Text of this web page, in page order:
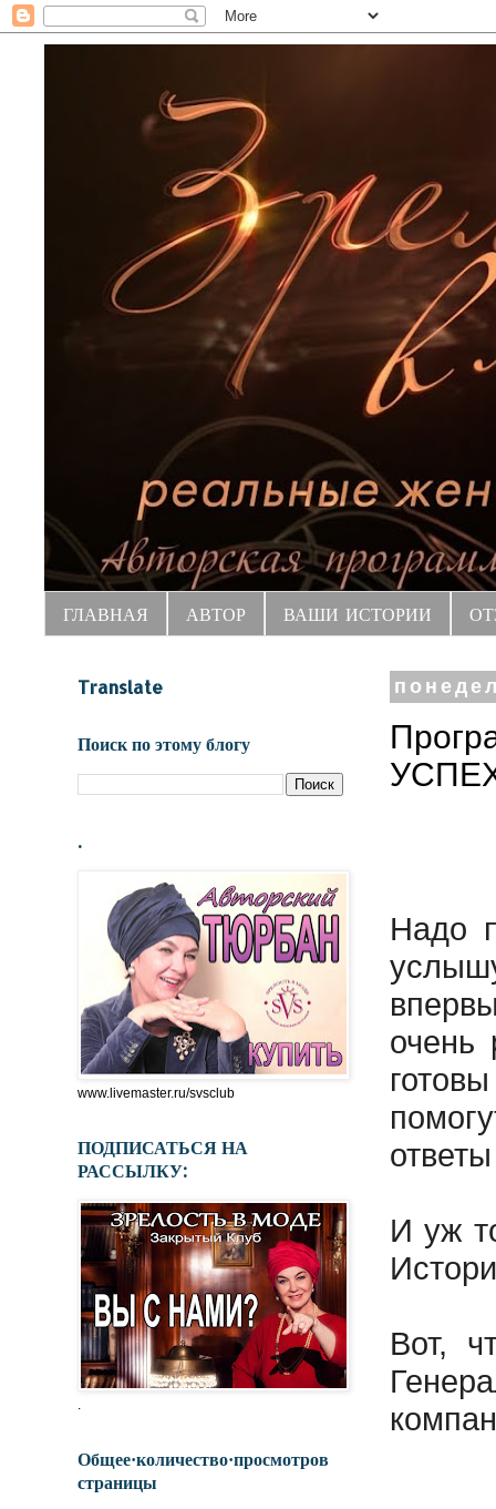
ГЛАВНАЯ АВТОР ВАШИ ИСТОРИИ
Надо
очень
И уж
Вот,
Translate
Поиск по этому блогу
.
www.livemaster.ru/svsclub
ПОДПИСАТЬСЯ НА
РАССЫЛКУ:
.
Общее·количество·просмотров
страницы